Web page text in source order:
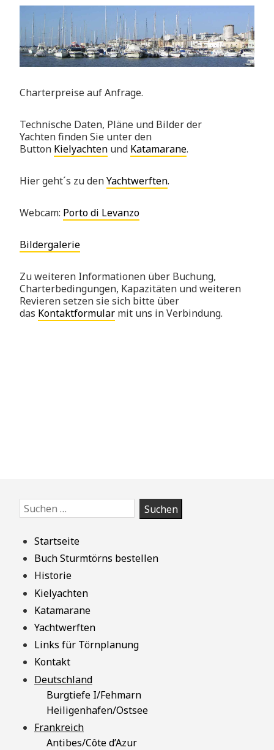
Charterpreise auf Anfrage.
Technische Daten, Pläne und Bilder der
Yachten finden Sie unter den
Button Kielyachten und Katamarane.
Hier geht´s zu denYachtwerften.
Webcam: Porto di Levanzo
Bildergalerie
Zu weiteren Informationen über Buchung,
Charterbedingungen, Kapazitäten und weiteren
Revieren setzen sie sich bitte über
das Kontaktformular mit uns in Verbindung.
Zum
Footer
springen
Suchen
nach:
Startseite
Buch Sturmtörns bestellen
Historie
Kielyachten
Katamarane
Yachtwerften
Links für Törnplanung
Kontakt
Deutschland
Burgtiefe I/Fehmarn
Heiligenhafen/Ostsee
Frankreich
Antibes/Côte d’Azur